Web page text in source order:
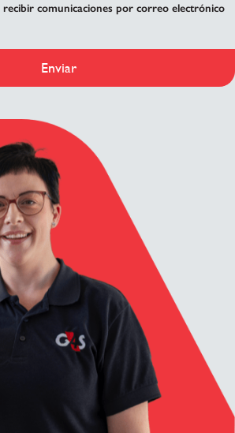
comunicaciones por correo electrónico
Enviar